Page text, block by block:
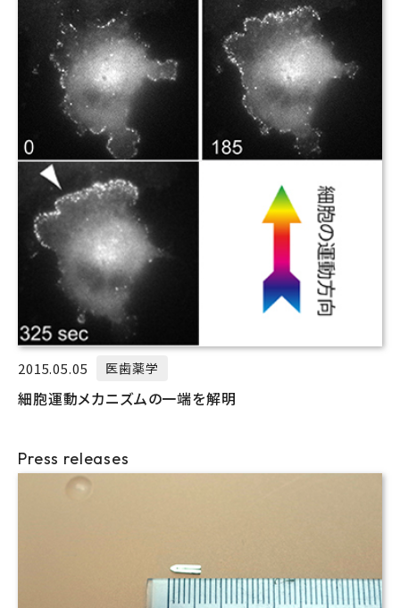
2015.05.05 医歯薬学
細胞運動メカニズムの一端を解明
Press releases